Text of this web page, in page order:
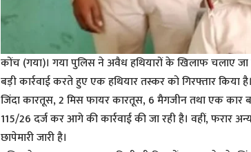
कोंच (गया)। गया पुलिस ने अवैध हथियारों के खिलाफ चलाए जा
बड़ी कार्रवाई करते हुए एक हथियार तस्कर को गिरफ्तार
जिंदा कारतूस, 2 मिस फायर कारतूस, 6 मैगजीन तथा एक कार
115/26 दर्ज कर आगे की कार्रवाई की जा रही है। वहीं, फरार
छापेमारी जारी है।